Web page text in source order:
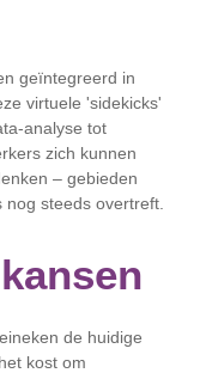
geïntegreerd in
virtuele 'sidekicks'
analyse tot
zich kunnen
– gebieden
steeds overtreft.
de huidige
kost om